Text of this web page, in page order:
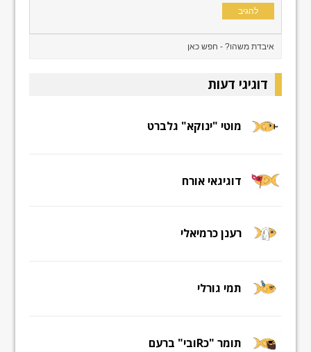
דוגיגי דעות
מוטי "ינוקא" גלברט
דוגיגאי אורח
רענן כרמיאלי
תמי גורלי
תומר "כRובי" ברעם